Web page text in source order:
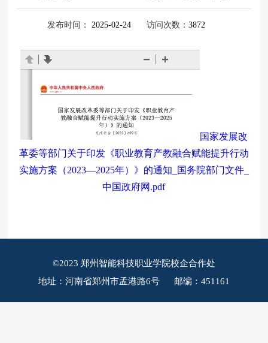
发布时间： 2025-02-24 访问次数： 3872
国家发展改
革委等部门关于印发《职业教育产教融合赋能提升行动
实施方案（2023—2025年）》的通知_国务院部门文件_
中国政府网.pdf
©2023 郑州智能科技职业学院校企合作处
地址：河南省郑州市孟港路6号 邮编：451161